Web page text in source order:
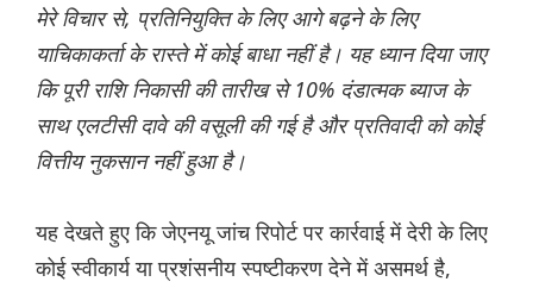
मेरे विचार से, प्रतिनियुक्ति के लिए आगे बढ़ने के लिए
याचिकाकर्ता के रास्ते में कोई बाधा नहीं है। यह ध्यान दिया जाए
कि पूरी राशि निकासी की तारीख से 10% दंडात्मक ब्याज के
साथ एलटीसी दावे की वसूली की गई है और प्रतिवादी को कोई
वित्तीय नुकसान नहीं हुआ है।
यह देखते हुए कि जेएनयू जांच रिपोर्ट पर कार्रवाई में देरी के लिए
कोई स्वीकार्य या प्रशंसनीय स्पष्टीकरण देने में असमर्थ है,